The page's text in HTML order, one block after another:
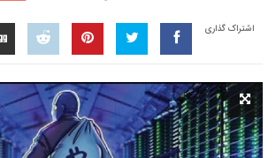
اشتراک گذاری